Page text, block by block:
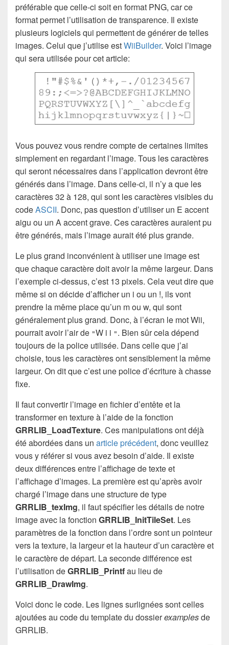
préférable que celle-ci soit en format PNG, car ce
format permet l’utilisation de transparence. Il existe
plusieurs logiciels qui permettent de générer de telles
images. Celui que j’utilise estWiiBuilder. Voici l’image
qui sera utilisée pour cet article:
Vous pouvez vous rendre compte de certaines limites
simplement en regardant l’image. Tous les caractères
qui seront nécessaires dans l’application devront être
générés dans l’image. Dans celle-ci, il n’y a que les
caractères 32 à 128, qui sont les caractères visibles du
codeASCII. Donc, pas question d’utiliser un E accent
aigu ou un A accent grave. Ces caractères auraient pu
être générés, mais l’image aurait été plus grande.
Le plus grand inconvénient à utiliser une image est
que chaque caractère doit avoir la même largeur. Dans
l’exemple ci-dessus, c’est 13 pixels. Cela veut dire que
même si on décide d’afficher un i ou un !, ils vont
prendre la même place qu’un m ou w, qui sont
généralement plus grand. Donc, à l’écran le mot Wii,
pourrait avoir l’air de "W i i " . Bien sûr cela dépend
toujours de la police utilisée. Dans celle que j’ai
choisie, tous les caractères ont sensiblement la même
largeur. On dit que c’est une police d’écriture à chasse
fixe.
Il faut convertir l’image en fichier d’entête et la
transformer en texture à l’aide de la fonction
GRRLIB_LoadTexture. Ces manipulations ont déjà
été abordées dans un article précédent, donc veuillez
vous y référer si vous avez besoin d’aide. Il existe
deux différences entre l’affichage de texte et
l’affichage d’images. La première est qu’après avoir
chargé l’image dans une structure de type
GRRLIB_texImg, il faut spécifier les détails de notre
image avec la fonction GRRLIB_InitTileSet. Les
paramètres de la fonction dans l’ordre sont un pointeur
vers la texture, la largeur et la hauteur d’un caractère et
le caractère de départ. La seconde différence est
l’utilisation deGRRLIB_Printfau lieu de
GRRLIB_DrawImg.
Voici donc le code. Les lignes surlignées sont celles
ajoutées au code du template du dossierexamplesde
GRRLIB.